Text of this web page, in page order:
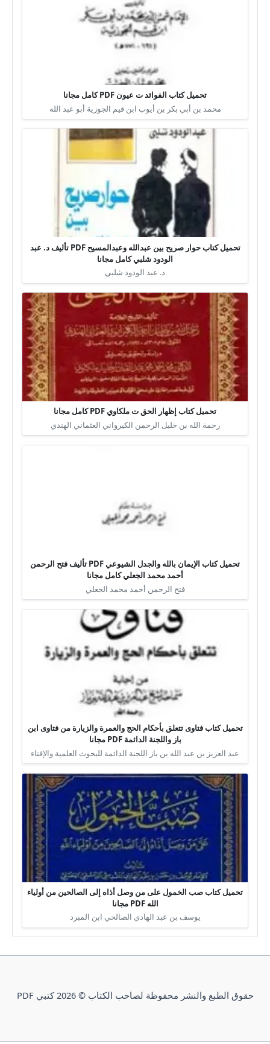
تحميل كتاب الفوائد ت عيون PDF كامل مجانا
محمد بن أبي بكر بن أيوب ابن قيم الجوزية أبو عبد الله
تحميل كتاب حوار صريح بين عبدالله وعبدالمسيح PDF تأليف د. عبد
الودود شلبي كامل مجانا
د. عبد الودود شلبي
تحميل كتاب إظهار الحق ت ملكاوي PDF كامل مجانا
رحمة الله بن خليل الرحمن الكيرواني العثماني الهندي
تحميل كتاب الإيمان بالله والجدل الشيوعي PDF تأليف فتح الرحمن
أحمد محمد الجعلي كامل مجانا
فتح الرحمن أحمد محمد الجعلي
تحميل كتاب فتاوى تتعلق بأحكام الحج والعمرة والزيارة من فتاوى ابن
باز واللجنة الدائمة PDF مجانا
عبد العزيز بن عبد الله بن باز اللجنة الدائمة للبحوث العلمية والإفتاء
تحميل كتاب صب الخمول على من وصل أذاه إلى الصالحين من أولياء
الله PDF مجانا
يوسف بن عبد الهادي الصالحي ابن المبرد
حقوق الطبع والنشر محفوظة لصاحب الكتاب © 2026 كتبي PDF